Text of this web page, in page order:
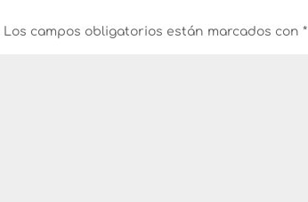
Los campos obligatorios están marcados con*